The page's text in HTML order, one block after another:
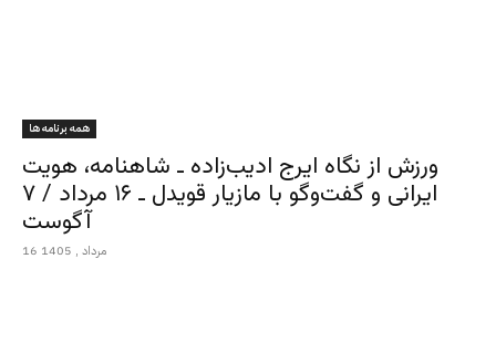
همه برنامه ها
ورزش از نگاه ایرج ادیب‌زاده ـ شاهنامه، هویت
ایرانی و گفت‌وگو با مازیار قویدل ـ ۱۶ مرداد / ۷
آگوست
16 مرداد , 1405